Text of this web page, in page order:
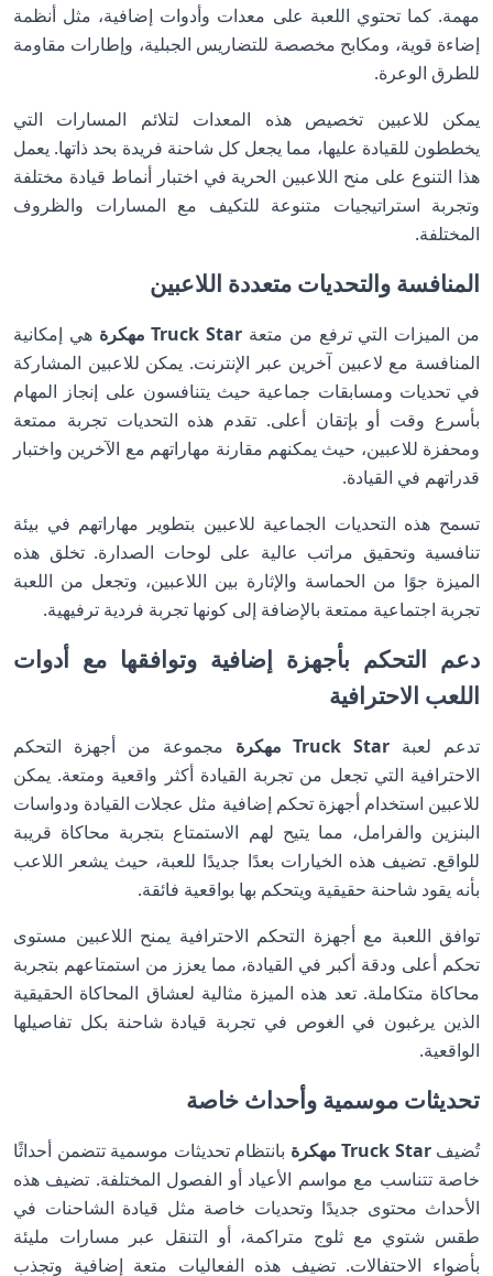
مهمة. كما تحتوي اللعبة على معدات وأدوات إضافية، مثل أنظمة
إضاءة قوية، ومكابح مخصصة للتضاريس الجبلية، وإطارات مقاومة
للطرق الوعرة.
يمكن للاعبين تخصيص هذه المعدات لتلائم المسارات التي
يخططون للقيادة عليها، مما يجعل كل شاحنة فريدة بحد ذاتها. يعمل
هذا التنوع على منح اللاعبين الحرية في اختبار أنماط قيادة مختلفة
وتجربة استراتيجيات متنوعة للتكيف مع المسارات والظروف
المختلفة.
المنافسة والتحديات متعددة اللاعبين
من الميزات التي ترفع من متعة Truck Star مهكرة
هي إمكانية
المنافسة مع لاعبين آخرين عبر الإنترنت. يمكن للاعبين المشاركة
في تحديات ومسابقات جماعية حيث يتنافسون على إنجاز المهام
بأسرع وقت أو بإتقان أعلى. تقدم هذه التحديات تجربة ممتعة
ومحفزة للاعبين، حيث يمكنهم مقارنة مهاراتهم مع الآخرين واختبار
قدراتهم في القيادة.
تسمح هذه التحديات الجماعية للاعبين بتطوير مهاراتهم في بيئة
تنافسية وتحقيق مراتب عالية على لوحات الصدارة. تخلق هذه
الميزة جوًا من الحماسة والإثارة بين اللاعبين، وتجعل من اللعبة
تجربة اجتماعية ممتعة بالإضافة إلى كونها تجربة فردية ترفيهية.
دعم التحكم بأجهزة إضافية وتوافقها مع أدوات
اللعب الاحترافية
تدعم لعبة Truck Star مهكرة
مجموعة من أجهزة التحكم
الاحترافية التي تجعل من تجربة القيادة أكثر واقعية ومتعة. يمكن
للاعبين استخدام أجهزة تحكم إضافية مثل عجلات القيادة ودواسات
البنزين والفرامل، مما يتيح لهم الاستمتاع بتجربة محاكاة قريبة
للواقع. تضيف هذه الخيارات بعدًا جديدًا للعبة، حيث يشعر اللاعب
بأنه يقود شاحنة حقيقية ويتحكم بها بواقعية فائقة.
توافق اللعبة مع أجهزة التحكم الاحترافية يمنح اللاعبين مستوى
تحكم أعلى ودقة أكبر في القيادة، مما يعزز من استمتاعهم بتجربة
محاكاة متكاملة. تعد هذه الميزة مثالية لعشاق المحاكاة الحقيقية
الذين يرغبون في الغوص في تجربة قيادة شاحنة بكل تفاصيلها
الواقعية.
تحديثات موسمية وأحداث خاصة
تُضيفTruck Star مهكرة
بانتظام تحديثات موسمية تتضمن أحداثًا
خاصة تتناسب مع مواسم الأعياد أو الفصول المختلفة. تضيف هذه
الأحداث محتوى جديدًا وتحديات خاصة مثل قيادة الشاحنات في
طقس شتوي مع ثلوج متراكمة، أو التنقل عبر مسارات مليئة
بأضواء الاحتفالات. تضيف هذه الفعاليات متعة إضافية وتجذب